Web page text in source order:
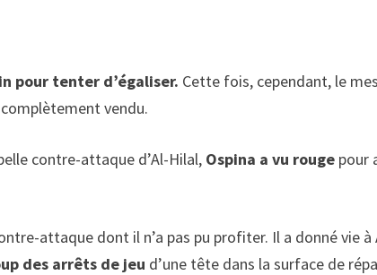
pour tenter d’égaliser. Cette fois, cependant, le
complètement vendu.
contre-attaque d’Al-Hilal, Ospina a vu rouge pour
attaque dont il n’a pas pu profiter. Il a donné vie
des arrêts de jeu d’une tête dans la surface de